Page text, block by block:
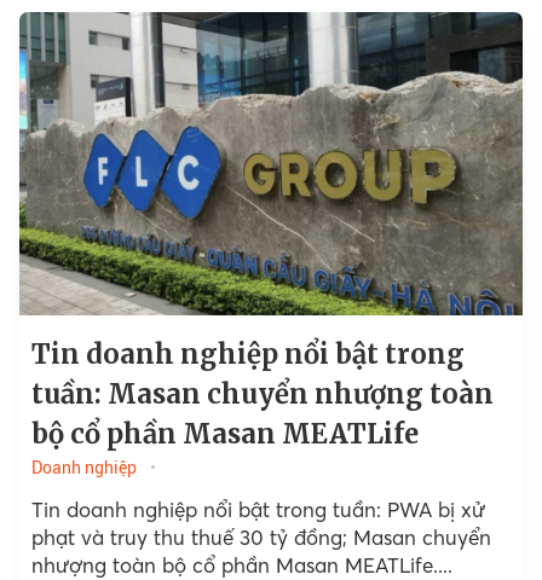
Tin doanh nghiệp nổi bật trong
tuần: Masan chuyển nhượng toàn
bộ cổ phần Masan MEATLife
Doanh nghiệp
Tin doanh nghiệp nổi bật trong tuần: PWA bị xử
phạt và truy thu thuế 30 tỷ đồng; Masan chuyển
nhượng toàn bộ cổ phần Masan MEATLife....